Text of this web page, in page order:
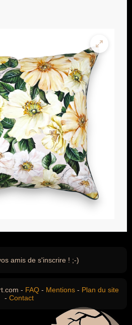
amis de s'inscrire ! ;-)
- FAQ - Mentions - Plan du site
- Contact